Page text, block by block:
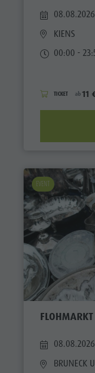
08.08.2026
KIENS
00:00 -
TICKET ab11
EVENT
08.08.2026
BRUNECK